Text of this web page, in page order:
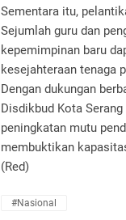
Sementara itu,
Sejumlah guru dan
kepemimpinan baru
kesejahteraan tenaga
Dengan dukungan
Disdikbud Kota
peningkatan mutu
membuktikan
(Red)
#Nasional